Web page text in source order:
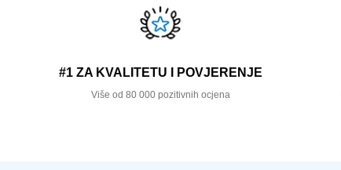
#1 ZA KVALITETU I POVJERENJE
Više od 80 000 pozitivnih ocjena